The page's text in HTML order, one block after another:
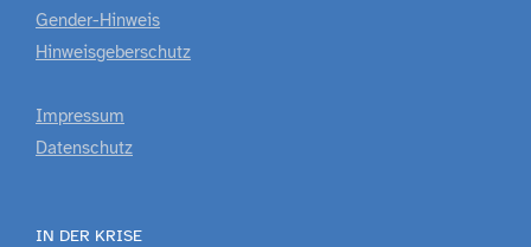
Gender-Hinweis
Hinweisgeberschutz
Impressum
Datenschutz
IN DER KRISE